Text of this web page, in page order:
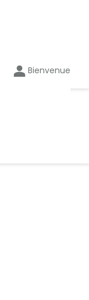
Bienvenue